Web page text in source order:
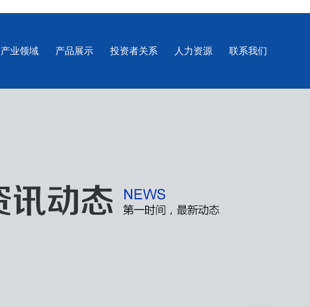
产业领域 产品展示 投资者关系 人力资源 联系我们